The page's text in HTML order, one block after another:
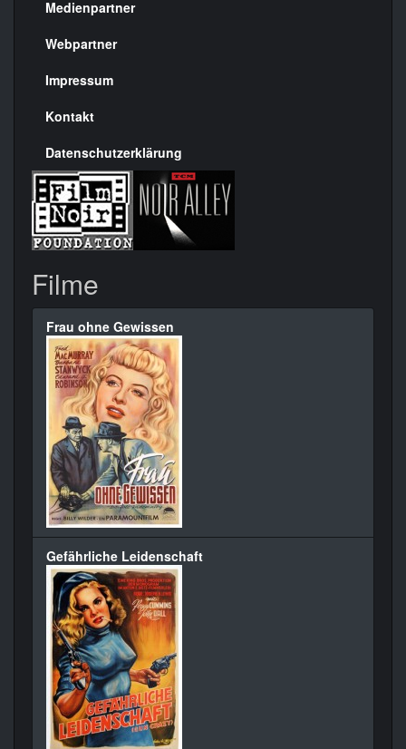
Menülinks
rechte
Seite
Medienpartner
Webpartner
Impressum
Kontakt
Datenschutzerklärung
Filme
Frau ohne Gewissen
Gefährliche Leidenschaft